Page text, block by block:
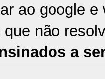
ao google
que não
a